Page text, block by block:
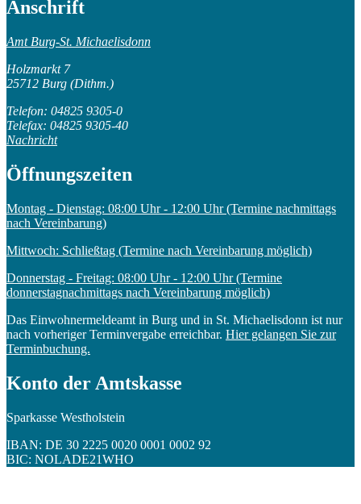
Anschrift
Amt Burg-St. Michaelisdonn
Holzmarkt 7
25712 Burg (Dithm.)
Telefon: 04825 9305-0
Telefax: 04825 9305-40
Nachricht
Öffnungszeiten
Montag - Dienstag: 08:00 Uhr - 12:00 Uhr (Termine nachmittags
nach Vereinbarung)
Mittwoch: Schließtag (Termine nach Vereinbarung möglich)
Donnerstag - Freitag: 08:00 Uhr - 12:00 Uhr (Termine
donnerstagnachmittags nach Vereinbarung möglich)
Das Einwohnermeldeamt in Burg und in St. Michaelisdonn ist nur
nach vorheriger Terminvergabe erreichbar. Hier gelangen Sie zur
Terminbuchung.
Konto der Amtskasse
Sparkasse Westholstein
IBAN: DE 30 2225 0020 0001 0002 92
BIC: NOLADE21WHO